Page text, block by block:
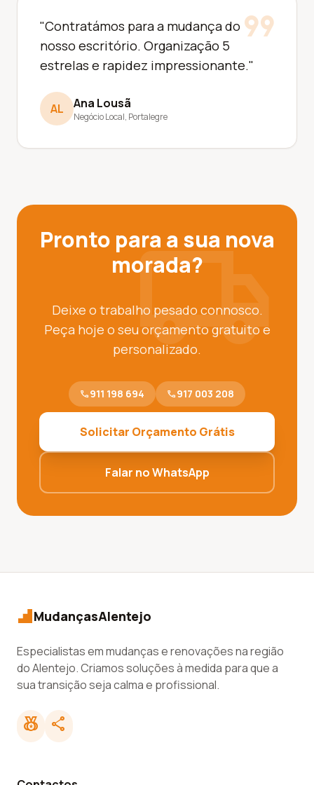
format_quote
"Contratámos para a mudança do
nosso escritório. Organização 5
estrelas e rapidez impressionante."
AL Ana Lousã
Negócio Local, Portalegre
local_shipping
Pronto para a sua nova
morada?
Deixe o trabalho pesado connosco.
Peça hoje o seu orçamento gratuito e
personalizado.
phone911 198 694 phone917 003 208
Solicitar Orçamento Grátis
Falar no WhatsApp
MudançasAlentejo
Especialistas em mudanças e renovações na região
do Alentejo. Criamos soluções à medida para que a
sua transição seja calma e profissional.
social_leaderboard share